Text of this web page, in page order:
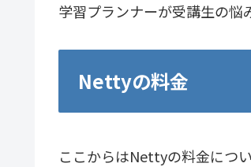
学習プランナーが受講生の悩
Nettyの料金
ここからはNettyの料金につ